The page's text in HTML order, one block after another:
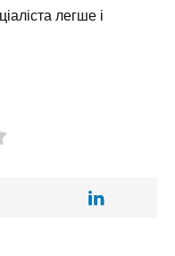
легше і